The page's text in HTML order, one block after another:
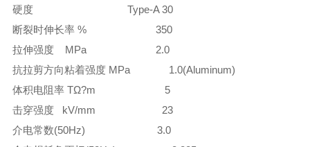
硬度 Type-A 30
断裂时伸长率 % 350
拉伸强度 MPa 2.0
抗拉剪方向粘着强度 MPa 1.0(Aluminum)
体积电阻率 TΩ?m 5
击穿强度 kV/mm 23
介电常数(50Hz) 3.0